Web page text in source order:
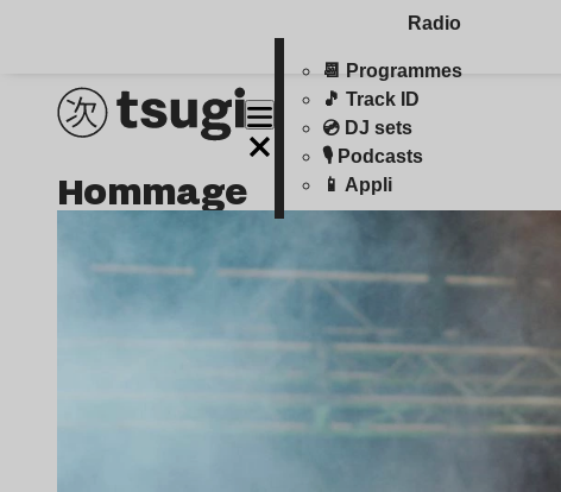
Radio
📆 Programmes
🎵 Track ID
💿 DJ sets
🎙️ Podcasts
📱 Appli
hommage